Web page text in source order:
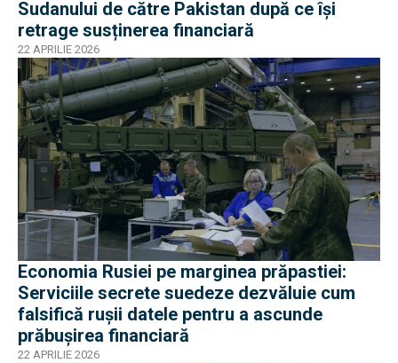
Sudanului de către Pakistan după ce își
retrage susținerea financiară
22 APRILIE 2026
Economia Rusiei pe marginea prăpastiei:
Serviciile secrete suedeze dezvăluie cum
falsifică ruşii datele pentru a ascunde
prăbușirea financiară
22 APRILIE 2026